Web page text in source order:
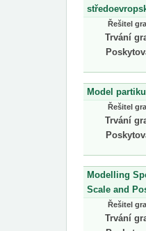
Řešitel
Trvání
Model
Řešitel
Trvání
Modelling
Scale and
Řešitel
Trvání